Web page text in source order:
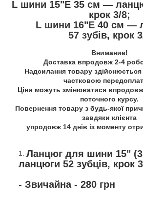
L шини 15"E 35 см —
крок 3/8;
L шини 16"E 40 см —
57 зубів, крок
Внимание!
Доставка впродовж 2-4
Надсилання товару
частковою
Ціни можуть змінюватися
поточного курсу.
Повернення товару з будь-якої
завдяки клієнта
упродовж 14 днів із моменту
Ланцюг для шини 15"
ланцюги 52 зубців, крок
- Звичайна - 280 грн